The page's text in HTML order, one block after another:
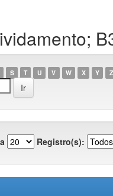
S T U V W X Y Z
Registro(s):